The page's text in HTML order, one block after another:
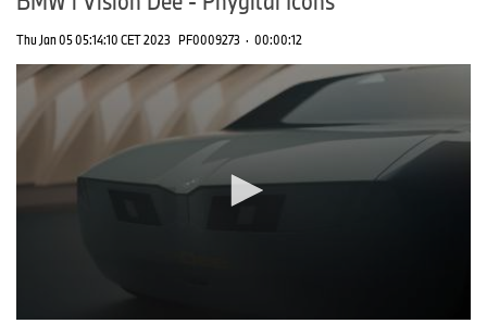
Thu Jan 05 05:14:10 CET 2023 PF0009273 · 00:00:12